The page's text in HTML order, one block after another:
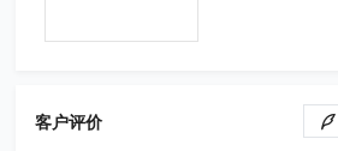
客户评价